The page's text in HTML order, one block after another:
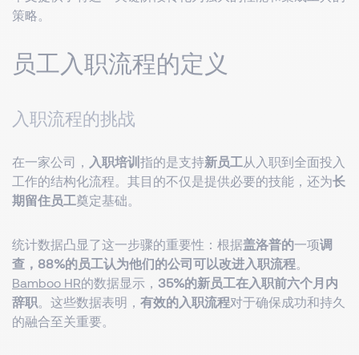
策略。
员工入职流程的定义
入职流程的挑战
在一家公司， 入职培训 指的是支持新员工从入职到全面投入
工作的结构化流程。其目的不仅是提供必要的技能，还为长
期留住员工奠定基础。
统计数据凸显了这一步骤的重要性：根据盖洛普的一项调
查， 88%的员工认为他们的公司可以改进入职流程。
Bamboo HR的数据显示， 35%的新员工在入职前六个月内
辞职。这些数据表明， 有效的入职流程对于确保成功和持久
的融合至关重要。